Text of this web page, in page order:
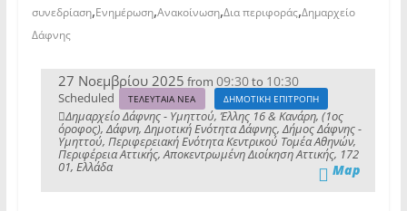
συνεδρίαση,Ενημέρωση,Ανακοίνωση,Δια περιφοράς,Δημαρχείο
Δάφνης
27 Νοεμβρίου 2025 from 09:30to 10:30
Scheduled ΤΕΛΕΥΤΑΙΑ ΝΕΑ ΔΗΜΟΤΙΚΗ ΕΠΙΤΡΟΠΗ
Δημαρχείο Δάφνης - Υμηττού, Έλλης 16 & Κανάρη, (1ος
όροφος), Δάφνη, Δημοτική Ενότητα Δάφνης, Δήμος Δάφνης -
Υμηττού, Περιφερειακή Ενότητα Κεντρικού Τομέα Αθηνών,
Περιφέρεια Αττικής, Αποκεντρωμένη Διοίκηση Αττικής, 172
01, Ελλάδα Map